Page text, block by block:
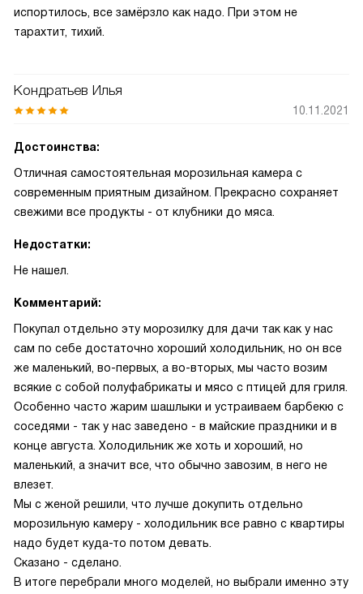
испортилось, все замёрзло как надо. При этом не
тарахтит, тихий.
Кондратьев Илья
10.11.2021
Достоинства:
Отличная самостоятельная морозильная камера с
современным приятным дизайном. Прекрасно сохраняет
свежими все продукты - от клубники до мяса.
Недостатки:
Не нашел.
Комментарий:
Покупал отдельно эту морозилку для дачи так как у нас
сам по себе достаточно хороший холодильник, но он все
же маленький, во-первых, а во-вторых, мы часто возим
всякие с собой полуфабрикаты и мясо с птицей для гриля.
Особенно часто жарим шашлыки и устраиваем барбекю с
соседями - так у нас заведено - в майские праздники и в
конце августа. Холодильник же хоть и хороший, но
маленький, а значит все, что обычно завозим, в него не
влезет.
Мы с женой решили, что лучше докупить отдельно
морозильную камеру - холодильник все равно с квартиры
надо будет куда-то потом девать.
Сказано - сделано.
В итоге перебрали много моделей, но выбрали именно эту